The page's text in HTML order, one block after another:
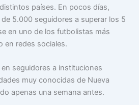
países. En pocos días,
5.000 seguidores a superar los 5
en uno de los futbolistas más
en redes sociales.
seguidores a instituciones
muy conocidas de Nueva
apenas una semana antes.